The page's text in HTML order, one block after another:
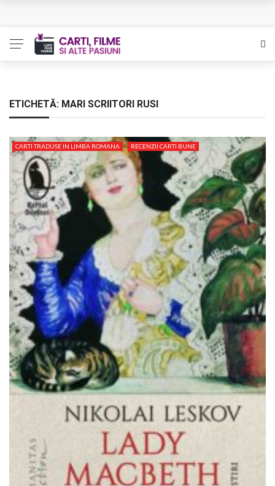
L’Eden a I’aube – Cautarea unor orizonturi mai sigure
poate vindeca
Bolla – O iubire interzisa din Pristina
ETICHETĂ: MARI SCRIITORI RUSI
CARTI TRADUSE IN LIMBA ROMANA RECENZII CARTI BUNE